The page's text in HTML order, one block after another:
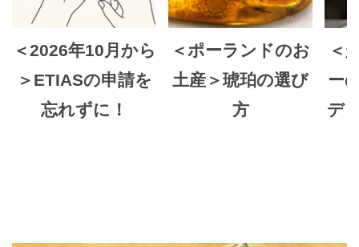
＜2026年10月から
＞ETIASの申請を
忘れずに！
＜ポーランドのお
土産＞琥珀の選び
方
＜
ー
デ